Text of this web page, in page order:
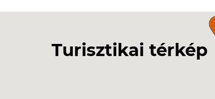
Turisztikai térkép